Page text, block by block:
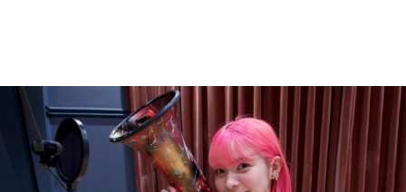
お知らせ
イベント・グッズ
YouTube
会社情報